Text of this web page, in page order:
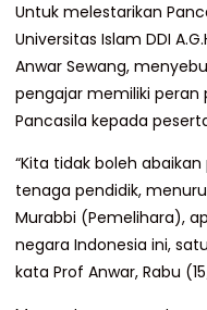
Untuk melestarikan
Universitas Islam DDI
Anwar Sewang,
pengajar memiliki
Pancasila kepada
“Kita tidak boleh
tenaga pendidik,
Murabbi (Pemelihara),
negara Indonesia ini,
kata Prof Anwar, Rabu